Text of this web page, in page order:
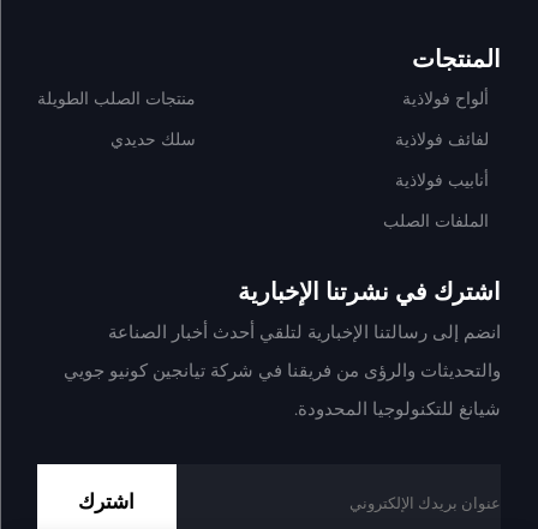
المنتجات
ألواح فولاذية
لفائف فولاذية
أنابيب فولاذية
الملفات الصلب
منتجات الصلب الطويلة
سلك حديدي
اشترك في نشرتنا الإخبارية
انضم إلى رسالتنا الإخبارية لتلقي أحدث أخبار الصناعة
والتحديثات والرؤى من فريقنا في شركة تيانجين كونيو جويي
شيانغ للتكنولوجيا المحدودة.
اشترك